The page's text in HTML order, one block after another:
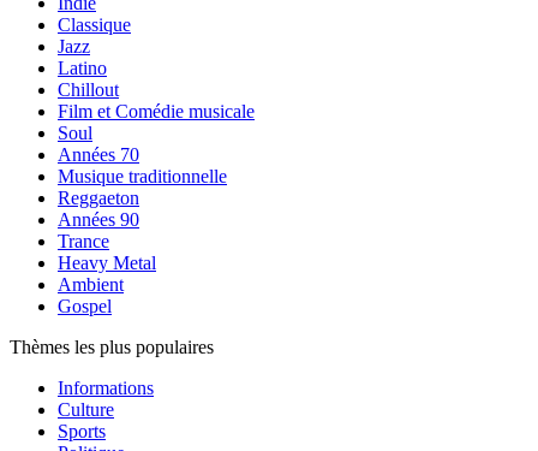
Classique
Jazz
Latino
Chillout
Film et Comédie musicale
Soul
Années 70
Musique traditionnelle
Reggaeton
Années 90
Trance
Heavy Metal
Ambient
Gospel
Thèmes les plus populaires
Informations
Culture
Sports